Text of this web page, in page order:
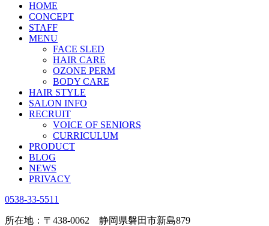
HOME
CONCEPT
STAFF
MENU
FACE SLED
HAIR CARE
OZONE PERM
BODY CARE
HAIR STYLE
SALON INFO
RECRUIT
VOICE OF SENIORS
CURRICULUM
PRODUCT
BLOG
NEWS
PRIVACY
0538-33-5511
所在地：〒438-0062 静岡県磐田市新島879